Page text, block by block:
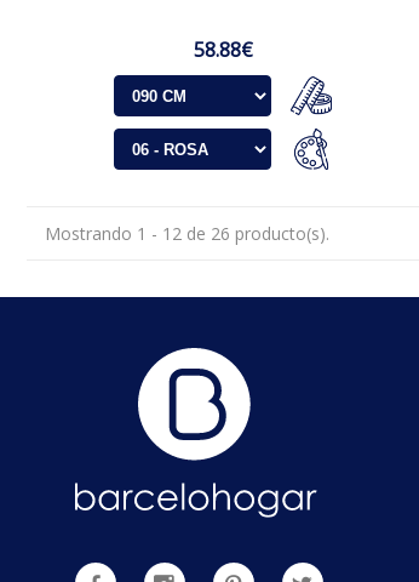
58.88€
Mostrando 1 - 12 de 26 producto(s).